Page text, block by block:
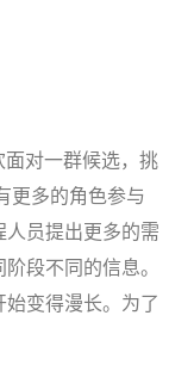
对一群候选，挑
更多的角色参与
员提出更多的需
段不同的信息。
变得漫长。为了